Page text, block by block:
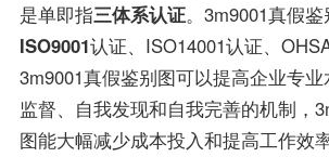
是单即指三体系认证。3m9001真假
ISO9001认证、ISO14001认证、
3m9001真假鉴别图可以提高企业专
监督、自我发现和自我完善的机制，
图能大幅减少成本投入和提高工作效